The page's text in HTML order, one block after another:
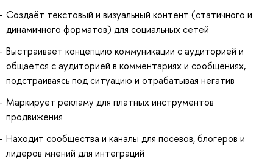
Создаёт текстовый и визуальный контент (статичного и
динамичного форматов) для социальных сетей
Выстраивает концепцию коммуникации с аудиторией и
общается с аудиторией в комментариях и сообщениях,
подстраиваясь под ситуацию и отрабатывая негатив
Маркирует рекламу для платных инструментов
продвижения
Находит сообщества и каналы для посевов, блогеров и
лидеров мнений для интеграций